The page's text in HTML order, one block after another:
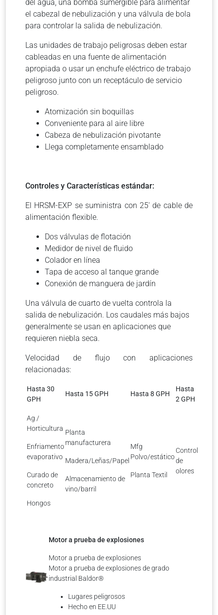
del agua, una bomba sumergible para alimentar
el cabezal de nebulización y una válvula de bola
para controlar la salida de nebulización.
Las unidades de trabajo peligrosas deben estar
cableadas en una fuente de alimentación
apropiada o usar un enchufe eléctrico de trabajo
peligroso junto con un receptáculo de servicio
peligroso.
Atomización sin boquillas
Conveniente para al aire libre
Cabeza de nebulización pivotante
Llega completamente ensamblado
Controles y Características estándar:
El HRSM-EXP se suministra con 25′ de cable de
alimentación flexible.
Dos válvulas de flotación
Medidor de nivel de fluido
Colador en línea
Tapa de acceso al tanque grande
Conexión de manguera de jardín
Una válvula de cuarto de vuelta controla la
salida de nebulización. Los caudales más bajos
generalmente se usan en aplicaciones que
requieren niebla seca.
Velocidad de flujo con aplicaciones
relacionadas:
Hasta 30
GPH
Hasta 15 GPH Hasta 8 GPH
Hasta
2 GPH
Ag /
Horticultura
Enfriamento
evaporativo
Curado de
concreto
Hongos
Planta
manufacturera
Madera/Leñas/Papel
Almacenamiento de
vino/barril
Mfg
Polvo/estático
Planta Textil
Control
de
olores
Motor a prueba de explosiones
Motor a prueba de explosiones
Motor a prueba de explosiones de grado
industrial Baldor®
Lugares peligrosos
Hecho en EE.UU